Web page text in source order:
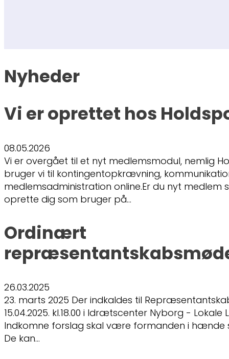
Nyheder
Vi er oprettet hos
08.05.2026
Vi er overgået til et nyt medlemsmodul, nemlig
bruger vi til kontingentopkrævning,
medlemsadministration online.Er du nyt medlem
oprette dig som bruger på…
Ordinært
26.03.2025
23. marts 2025 Der indkaldes til
15.04.2025. kl.18.00 i Idrætscenter Nyborg -
Indkomne forslag skal være formanden i hænde
De kan…